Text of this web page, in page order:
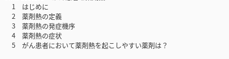
1 はじめに
2 薬剤熱の定義
3 薬剤熱の発症機序
4 薬剤熱の症状
5 がん患者において薬剤熱を起こしやすい薬剤は？